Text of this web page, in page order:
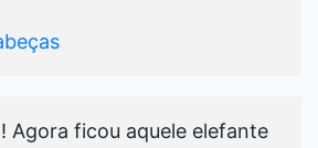
Agora ficou aquele elefante